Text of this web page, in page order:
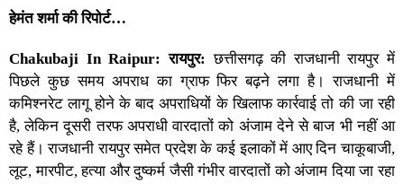
हेमंत शर्मा की रिपोर्ट…
Chakubaji In Raipur: रायपुर: छत्तीसगढ़कीराजधानी रायपुरमें
पिछले कुछ समय अपराध का ग्राफ फिर बढ़ने लगा है। राजधानी में
कमिश्नरेट लागू होने के बाद अपराधियों के खिलाफ कार्रवाई तो की जा रही
है, लेकिन दूसरी तरफ अपराधी वारदातों को अंजाम देने से बाज भी नहीं आ
रहे हैं। राजधानी रायपुर समेत प्रदेश के कई इलाकों में आए दिन चाकूबाजी,
लूट, मारपीट, हत्या और दुष्कर्म जैसी गंभीर वारदातों को अंजाम दिया जा रहा